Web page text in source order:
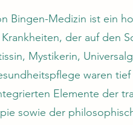
Bingen-Medizin ist ein
der auf den
Mystikerin,
waren
Elemente der
sowie der